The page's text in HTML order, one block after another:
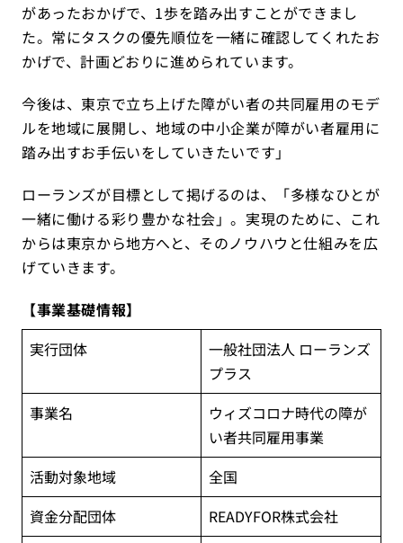
があったおかげで、1歩を踏み出すことができまし
た。常にタスクの優先順位を一緒に確認してくれたお
かげで、計画どおりに進められています。
今後は、東京で立ち上げた障がい者の共同雇用のモデ
ルを地域に展開し、地域の中小企業が障がい者雇用に
踏み出すお手伝いをしていきたいです」
ローランズが目標として掲げるのは、「多様なひとが
一緒に働ける彩り豊かな社会」。実現のために、これ
からは東京から地方へと、そのノウハウと仕組みを広
げていきます。
【事業基礎情報】
実行団体
一般社団法人 ローランズ
プラス
事業名
ウィズコロナ時代の障が
い者共同雇用事業
活動対象地域
全国
資金分配団体
READYFOR株式会社